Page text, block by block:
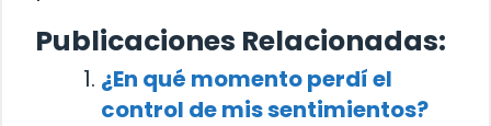
Publicaciones Relacionadas:
¿En qué momento perdí el
control de mis sentimientos?